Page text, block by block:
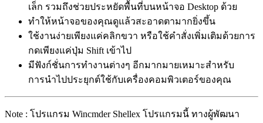
เล็ก รวมถึงช่วยประหยัดพื้นที่บนหน้าจอ Desktop ด้วย
ทำให้หน้าจอของคุณดูแล้วสะอาดตามากยิ่งขึ้น
ใช้งานง่ายเพียงแค่คลิกขวา หรือใช้คำสั่งเพิ่มเติมด้วยการ
กดเพียงแค่ปุ่ม Shift เข้าไป
มีฟังก์ชั่นการทำงานต่างๆ อีกมากมายเหมาะสำหรับ
การนำไปประยุกต์ใช้กับเครื่องคอมพิวเตอร์ของคุณ
Note : โปรแกรม Wincmder Shellex โปรแกรมนี้ ทางผู้พัฒนา